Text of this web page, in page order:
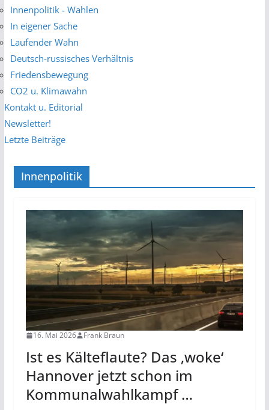
Innenpolitik - Wahlen
In eigener Sache
Laufender Wahn
Deutsch-russisches Verhältnis
Friedensbewegung
CO2 u. Klimawahn
Kontakt u. Editorial
Newsletter!
Letzte Beiträge
Innenpolitik
16. Mai 2026 Frank Braun
Ist es Kälteflaute? Das ‚woke‘
Hannover jetzt schon im
Kommunalwahlkampf …